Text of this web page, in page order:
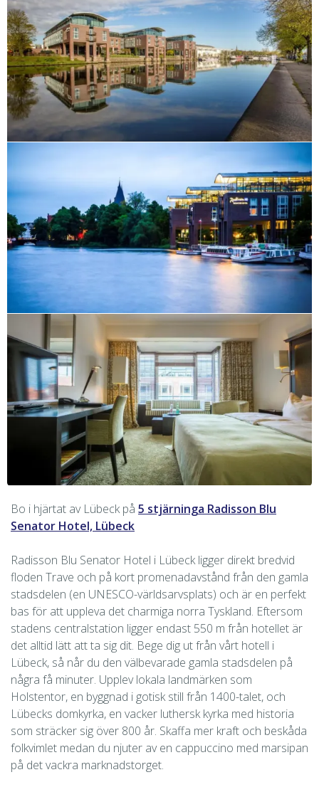
Bo i hjärtat av Lübeck på 5 stjärninga Radisson Blu
Senator Hotel, Lübeck
Radisson Blu Senator Hotel i Lübeck ligger direkt bredvid
floden Trave och på kort promenadavstånd från den gamla
stadsdelen (en UNESCO-världsarvsplats) och är en perfekt
bas för att uppleva det charmiga norra Tyskland. Eftersom
stadens centralstation ligger endast 550 m från hotellet är
det alltid lätt att ta sig dit. Bege dig ut från vårt hotell i
Lübeck, så når du den välbevarade gamla stadsdelen på
några få minuter. Upplev lokala landmärken som
Holstentor, en byggnad i gotisk still från 1400-talet, och
Lübecks domkyrka, en vacker luthersk kyrka med historia
som sträcker sig över 800 år. Skaffa mer kraft och beskåda
folkvimlet medan du njuter av en cappuccino med marsipan
på det vackra marknadstorget.